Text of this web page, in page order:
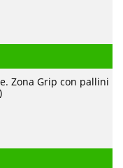
Zona Grip con pallini